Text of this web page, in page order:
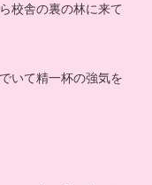
校舎の裏の林に来て
いて精一杯の強気を